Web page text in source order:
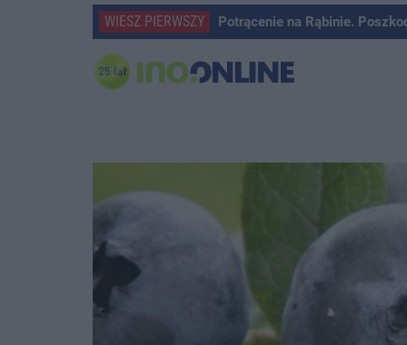
WIESZ PIERWSZY Potrącenie na Rąbinie.